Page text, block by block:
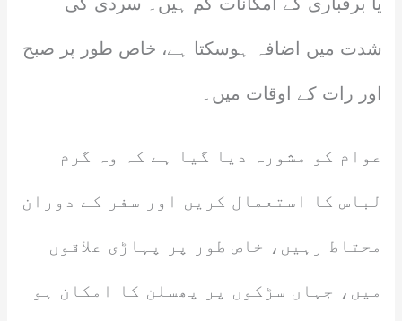
شدت میں اضافہ ہوسکتا ہے، خاص طور پر صبح
اور رات کے اوقات میں۔
عوام کو مشورہ دیا گیا ہے کہ وہ گرم
لباس کا استعمال کریں اور سفر کے دوران
محتاط رہیں، خاص طور پر پہاڑی علاقوں
میں، جہاں سڑکوں پر پھسلن کا امکان ہو